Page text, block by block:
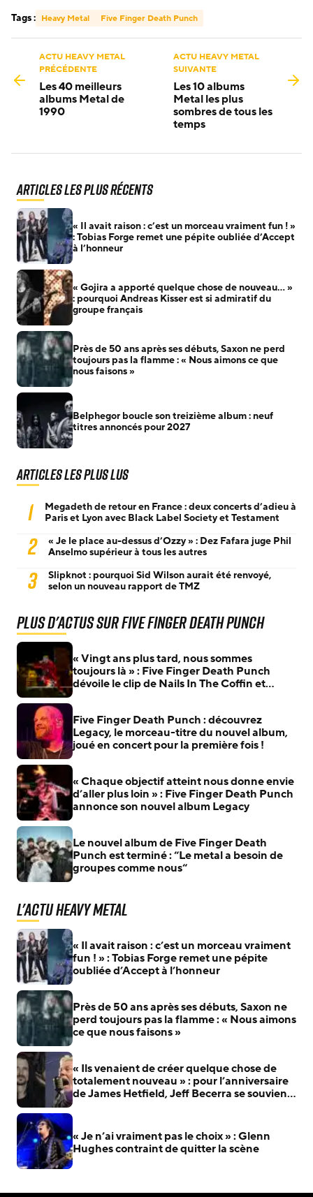
Tags : Heavy Metal Five Finger Death Punch
ACTU HEAVY METAL
PRÉCÉDENTE
Les 40 meilleurs
albums Metal de
1990
ACTU HEAVY METAL
SUIVANTE
Les 10 albums
Metal les plus
sombres de tous les
temps
Articles les plus récents
« Il avait raison : c’est un morceau vraiment fun ! »
: Tobias Forge remet une pépite oubliée d’Accept
à l’honneur
« Gojira a apporté quelque chose de nouveau… »
: pourquoi Andreas Kisser est si admiratif du
groupe français
Près de 50 ans après ses débuts, Saxon ne perd
toujours pas la flamme : « Nous aimons ce que
nous faisons »
Belphegor boucle son treizième album : neuf
titres annoncés pour 2027
Articles les plus lus
1
Megadeth de retour en France : deux concerts d’adieu à
Paris et Lyon avec Black Label Society et Testament
2
« Je le place au-dessus d’Ozzy » : Dez Fafara juge Phil
Anselmo supérieur à tous les autres
3
Slipknot : pourquoi Sid Wilson aurait été renvoyé,
selon un nouveau rapport de TMZ
Plus d'actus sur Five Finger Death Punch
« Vingt ans plus tard, nous sommes
toujours là » : Five Finger Death Punch
dévoile le clip de Nails In The Coffin et
Five Finger Death Punch : découvrez
Legacy, le morceau-titre du nouvel album,
joué en concert pour la première fois !
« Chaque objectif atteint nous donne envie
d’aller plus loin » : Five Finger Death Punch
annonce son nouvel album Legacy
Le nouvel album de Five Finger Death
Punch est terminé : “Le metal a besoin de
groupes comme nous“
L'actu Heavy Metal
« Il avait raison : c’est un morceau vraiment
fun ! » : Tobias Forge remet une pépite
oubliée d’Accept à l’honneur
Près de 50 ans après ses débuts, Saxon ne
perd toujours pas la flamme : « Nous aimons
ce que nous faisons »
« Ils venaient de créer quelque chose de
totalement nouveau » : pour l’anniversaire
de James Hetfield, Jeff Becerra se souvient
« Je n’ai vraiment pas le choix » : Glenn
Hughes contraint de quitter la scène